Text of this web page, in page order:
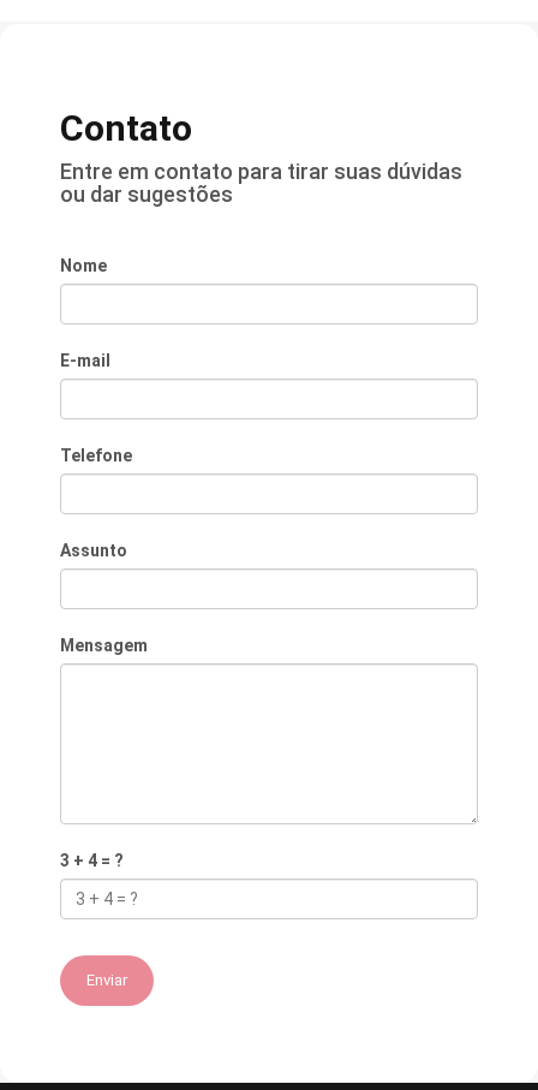
Contato
Entre em contato para tirar suas dúvidas
ou dar sugestões
Nome
E-mail
Telefone
Assunto
Mensagem
3 + 4 = ?
Enviar